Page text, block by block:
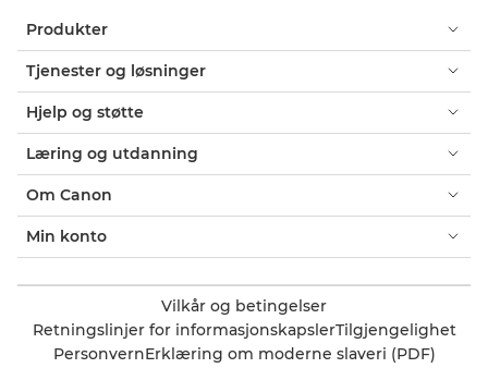
Produkter
Tjenester og løsninger
Hjelp og støtte
Læring og utdanning
Om Canon
Min konto
Vilkår og betingelser
Retningslinjer for informasjonskapslerTilgjengelighet
PersonvernErklæring om moderne slaveri (PDF)